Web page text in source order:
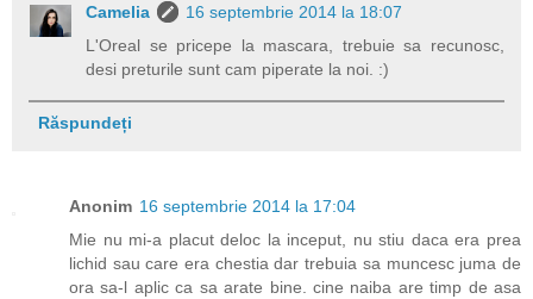
Camelia
16 septembrie 2014 la 18:07
L'Oreal se pricepe la mascara, trebuie sa recunosc,
desi preturile sunt cam piperate la noi. :)
Răspundeți
Anonim 16 septembrie 2014 la 17:04
Mie nu mi-a placut deloc la inceput, nu stiu daca era prea
lichid sau care era chestia dar trebuia sa muncesc juma de
ora sa-l aplic ca sa arate bine. cine naiba are timp de asa